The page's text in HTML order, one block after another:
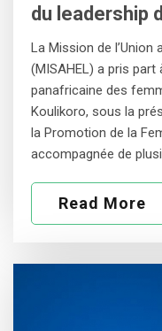
du leadership
‎La Mission de l’Union
(MISAHEL) a pris
panafricaine des
Koulikoro, sous la
la Promotion de la
accompagnée de
Read More